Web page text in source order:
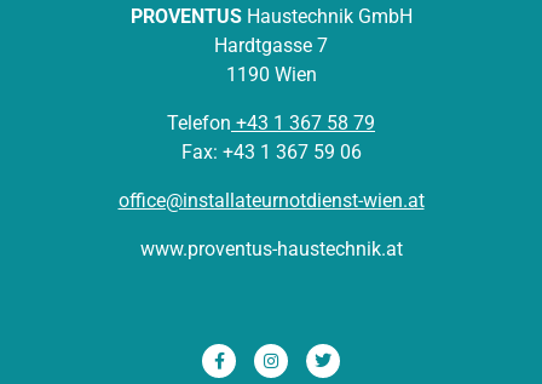
PROVENTUSHaustechnik GmbH
Hardtgasse 7
1190 Wien
Telefon +43 1 367 58 79
Fax: +43 1 367 59 06
office@installateurnotdienst-wien.at
www.proventus-haustechnik.at